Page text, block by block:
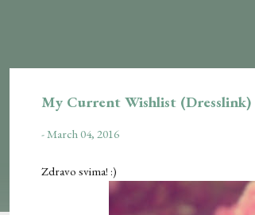
My Current Wishlist (Dresslink)
-March 04, 2016
Zdravo svima! :)